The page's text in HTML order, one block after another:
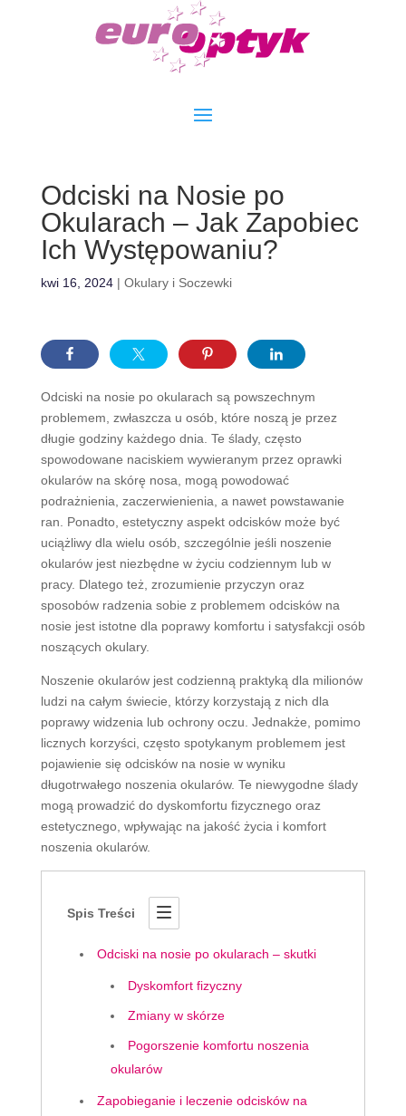
Odciski na Nosie po
Okularach – Jak Zapobiec
Ich Występowaniu?
kwi 16, 2024| Okulary i Soczewki
Odciski na nosie po okularach są powszechnym
problemem, zwłaszcza u osób, które noszą je przez
długie godziny każdego dnia. Te ślady, często
spowodowane naciskiem wywieranym przez oprawki
okularów na skórę nosa, mogą powodować
podrażnienia, zaczerwienienia, a nawet powstawanie
ran. Ponadto, estetyczny aspekt odcisków może być
uciążliwy dla wielu osób, szczególnie jeśli noszenie
okularów jest niezbędne w życiu codziennym lub w
pracy. Dlatego też, zrozumienie przyczyn oraz
sposobów radzenia sobie z problemem odcisków na
nosie jest istotne dla poprawy komfortu i satysfakcji osób
noszących okulary.
Noszenie okularów jest codzienną praktyką dla milionów
ludzi na całym świecie, którzy korzystają z nich dla
poprawy widzenia lub ochrony oczu. Jednakże, pomimo
licznych korzyści, często spotykanym problemem jest
pojawienie się odcisków na nosie w wyniku
długotrwałego noszenia okularów. Te niewygodne ślady
mogą prowadzić do dyskomfortu fizycznego oraz
estetycznego, wpływając na jakość życia i komfort
noszenia okularów.
Spis Treści
Odciski na nosie po okularach – skutki
Dyskomfort fizyczny
Zmiany w skórze
Pogorszenie komfortu noszenia
okularów
Zapobieganie i leczenie odcisków na